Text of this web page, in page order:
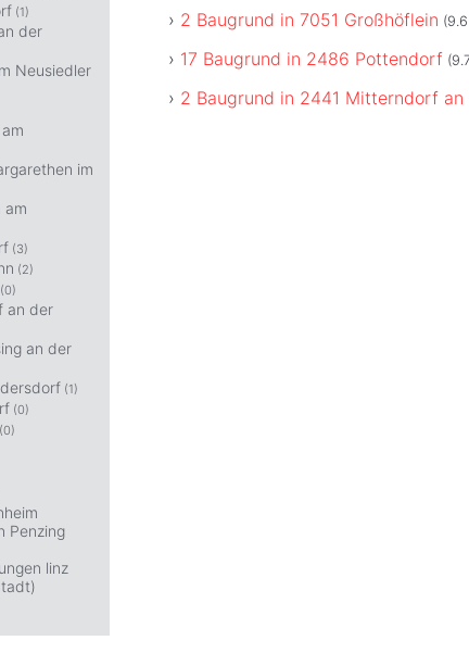
2 Baugrund in 7051 Großhöflein
17 Baugrund in 2486 Pottendorf
2 Baugrund in 2441 Mitterndorf an
(1)
der
Neusiedler
im
am
(3)
(2)
(0)
an der
an der
(1)
(0)
(0)
Penzing
linz